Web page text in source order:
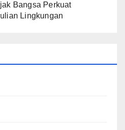
Bangsa Perkuat
Lingkungan